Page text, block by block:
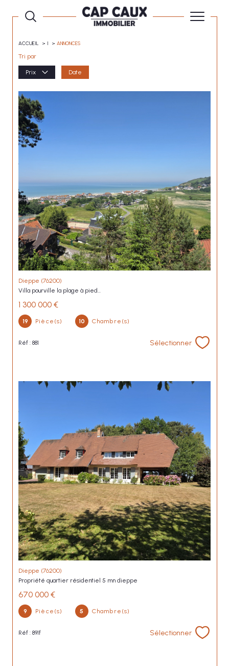
ACCUEIL I ANNONCES
Tri par
Prix Date
Dieppe (76200)
villa pourville la plage à pied...
1 300 000 €
19 Pièce(s) 10 Chambre(s)
Réf : 881 Sélectionner
Dieppe (76200)
propriété quartier résidentiel 5 mn dieppe
670 000 €
9 Pièce(s) 5 Chambre(s)
Réf : 891f Sélectionner